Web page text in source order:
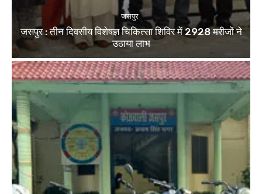
जसपुर
जसपुर : तीन दिवसीय विशेषज्ञ चिकित्सा शिविर में 2928 मरीजों ने
उठाया लाभ